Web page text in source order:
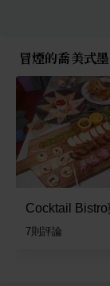
冒煙的喬美式
Cocktail Bistro
7則評論